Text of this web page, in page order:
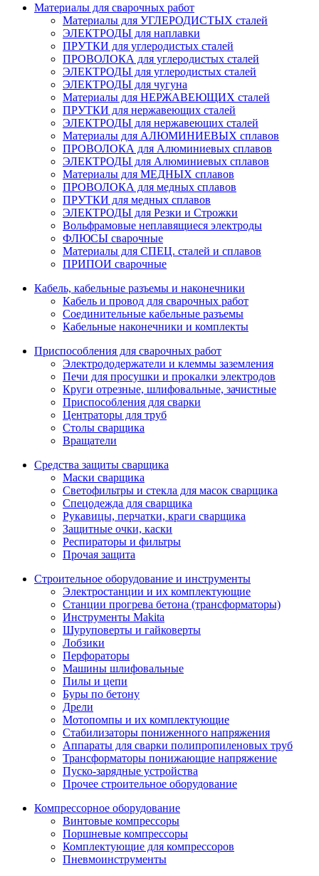
Материалы для сварочных работ
Материалы для УГЛЕРОДИСТЫХ сталей
ЭЛЕКТРОДЫ для наплавки
ПРУТКИ для углеродистых сталей
ПРОВОЛОКА для углеродистых сталей
ЭЛЕКТРОДЫ для углеродистых сталей
ЭЛЕКТРОДЫ для чугуна
Материалы для НЕРЖАВЕЮЩИХ сталей
ПРУТКИ для нержавеющих сталей
ЭЛЕКТРОДЫ для нержавеющих сталей
Материалы для АЛЮМИНИЕВЫХ сплавов
ПРОВОЛОКА для Алюминиевых сплавов
ЭЛЕКТРОДЫ для Алюминиевых сплавов
Материалы для МЕДНЫХ сплавов
ПРОВОЛОКА для медных сплавов
ПРУТКИ для медных сплавов
ЭЛЕКТРОДЫ для Резки и Строжки
Вольфрамовые неплавящиеся электроды
ФЛЮСЫ сварочные
Материалы для СПЕЦ. сталей и сплавов
ПРИПОИ сварочные
Кабель, кабельные разъемы и наконечники
Кабель и провод для сварочных работ
Соединительные кабельные разъемы
Кабельные наконечники и комплекты
Приспособления для сварочных работ
Электрододержатели и клеммы заземления
Печи для просушки и прокалки электродов
Круги отрезные, шлифовальные, зачистные
Приспособления для сварки
Центраторы для труб
Столы сварщика
Вращатели
Средства защиты сварщика
Маски сварщика
Светофильтры и стекла для масок сварщика
Спецодежда для сварщика
Рукавицы, перчатки, краги сварщика
Защитные очки, каски
Респираторы и фильтры
Прочая защита
Строительное оборудование и инструменты
Электростанции и их комплектующие
Станции прогрева бетона (трансформаторы)
Инструменты Makita
Шуруповерты и гайковерты
Лобзики
Перфораторы
Машины шлифовальные
Пилы и цепи
Буры по бетону
Дрели
Мотопомпы и их комплектующие
Стабилизаторы пониженного напряжения
Аппараты для сварки полипропиленовых труб
Трансформаторы понижающие напряжение
Пуско-зарядные устройства
Прочее строительное оборудование
Компрессорное оборудование
Винтовые компрессоры
Поршневые компрессоры
Комплектующие для компрессоров
Пневмоинструменты